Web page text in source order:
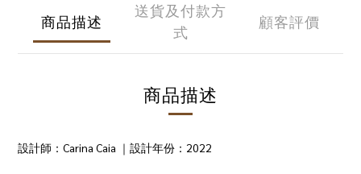
商品描述
送貨及付款方
式
顧客評價
商品描述
設計師：Carina Caia ｜設計年份：2022